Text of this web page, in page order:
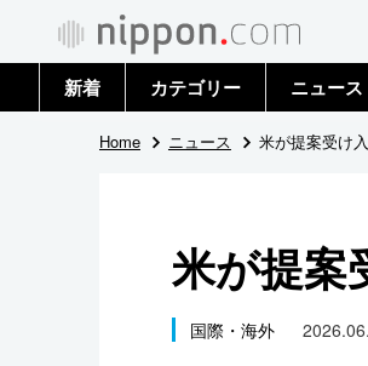
新着 カテゴリー
政治・外交
国際
ニュース
トップ
Home ニュース 米が提案受け
米が提案
国際・海外